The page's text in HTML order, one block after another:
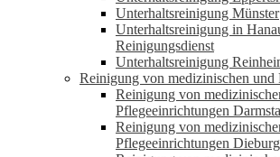
Unterhaltsreinigung Münster
Unterhaltsreinigung in
Reinigungsdienst
Unterhaltsreinigung
Reinigung von medizinischen und
Reinigung von
Pflegeeinrichtungen
Reinigung von
Pflegeeinrichtungen Dieburg